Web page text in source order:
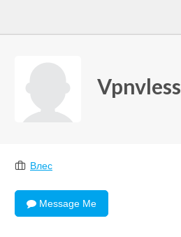
Vpnvless
Влес
Message Me